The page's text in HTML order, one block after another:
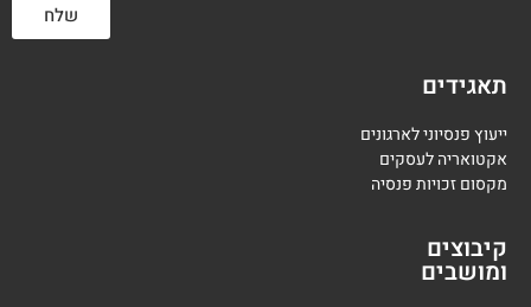
שלח
תאגידים
ייעוץ פנסיוני לארגונים
אקטואריה לעסקים
מקסום זכויות פנסיה
קיבוצים
ומושבים